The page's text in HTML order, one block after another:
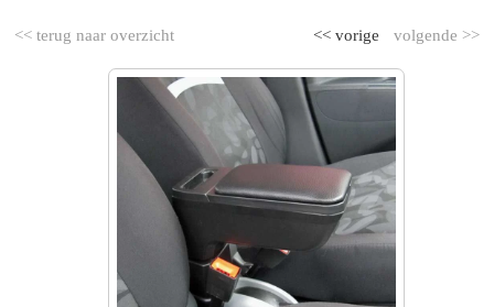
<< terug naar overzicht volgende >>
<< vorige